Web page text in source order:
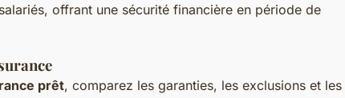
offrant une sécurité financière en période de
prêt, comparez les garanties, les exclusions et les